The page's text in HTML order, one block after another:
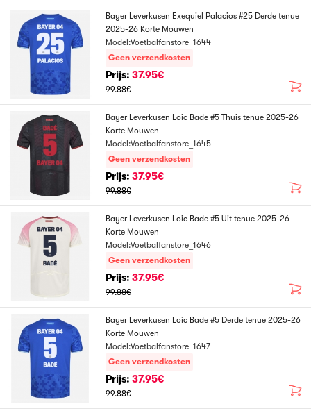
Bayer Leverkusen Exequiel Palacios #25 Derde tenue
2025-26 Korte Mouwen
Model:Voetbalfanstore_1644
Geen verzendkosten
Prijs: 37.95€
99.88€
Bayer Leverkusen Loic Bade #5 Thuis tenue 2025-26
Korte Mouwen
Model:Voetbalfanstore_1645
Geen verzendkosten
Prijs: 37.95€
99.88€
Bayer Leverkusen Loic Bade #5 Uit tenue 2025-26
Korte Mouwen
Model:Voetbalfanstore_1646
Geen verzendkosten
Prijs: 37.95€
99.88€
Bayer Leverkusen Loic Bade #5 Derde tenue 2025-26
Korte Mouwen
Model:Voetbalfanstore_1647
Geen verzendkosten
Prijs: 37.95€
99.88€